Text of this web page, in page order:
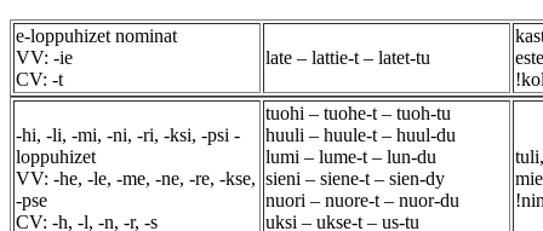
e-loppuhizet nominat
VV: -ie
CV: -t
late – lattie-t – latet-tu
-hi, -li, -mi, -ni, -ri, -ksi, -psi -
loppuhizet
VV: -he, -le, -me, -ne, -re, -kse,
-pse
CV: -h, -l, -n, -r, -s
tuohi – tuohe-t – tuoh-tu
huuli – huule-t – huul-du
lumi – lume-t – lun-du
sieni – siene-t – sien-dy
nuori – nuore-t – nuor-du
uksi – ukse-t – us-tu